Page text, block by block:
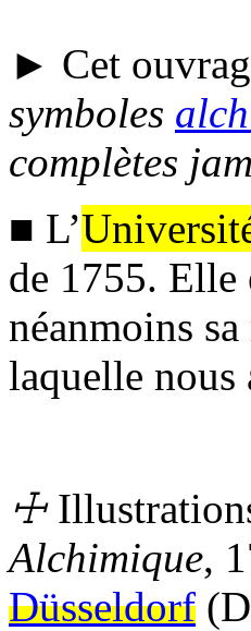
► Cet
symboles
complètes
■ L’
de 1755. Elle
néanmoins
laquelle
☩
Alchimique,
Düsseldorf